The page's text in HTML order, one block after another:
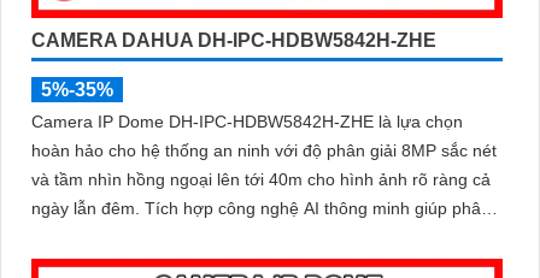
CAMERA DAHUA DH-IPC-HDBW5842H-ZHE
5%-35%
Camera IP Dome DH-IPC-HDBW5842H-ZHE là lựa chọn
hoàn hảo cho hệ thống an ninh với độ phân giải 8MP sắc nét
và tầm nhìn hồng ngoại lên tới 40m cho hình ảnh rõ ràng cả
ngày lẫn đêm. Tích hợp công nghệ AI thông minh giúp phân
báo sai, đi kèm khe cắm thẻ nhớ 256GB lưu trữ lâu dài, hỗ